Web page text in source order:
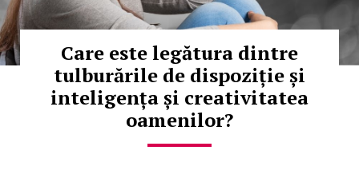
Care este legătura dintre
tulburările de dispoziție și
inteligența și creativitatea
oamenilor?